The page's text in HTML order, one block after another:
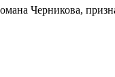
Черникова,